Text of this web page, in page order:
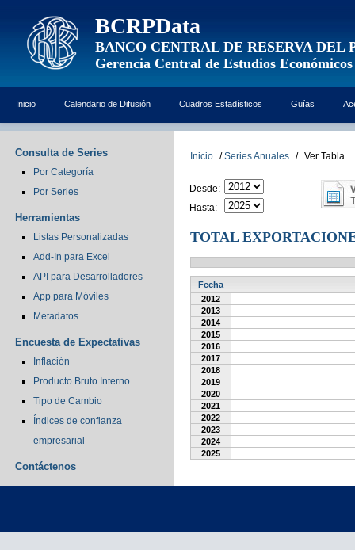
BCRPData
BANCO CENTRAL DE RESERVA DEL
Gerencia Central de Estudios Económicos
Inicio Calendario de Difusión Cuadros Estadísticos Guías
Consulta de Series
Por Categoría
Por Series
Herramientas
Listas Personalizadas
Add-In para Excel
API para Desarrolladores
App para Móviles
Metadatos
Encuesta de Expectativas
Inflación
Producto Bruto Interno
Tipo de Cambio
Índices de confianza
empresarial
Contáctenos
Inicio / Series Anuales / Ver Tabla
Desde:
Hasta:
TOTAL
Fecha
2012
2013
2014
2015
2016
2017
2018
2019
2020
2021
2022
2023
2024
2025